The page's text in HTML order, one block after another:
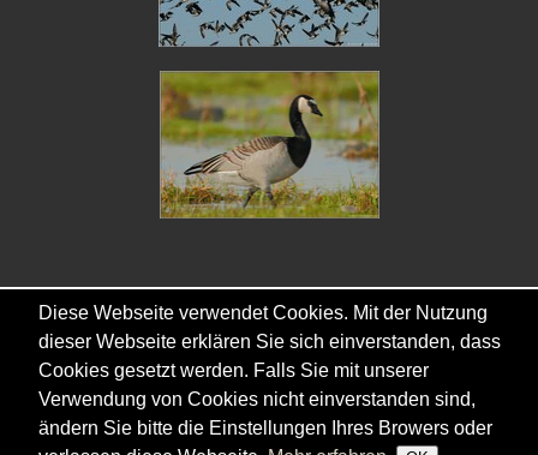
Copyright © - 2026 - Gordana & Ralf Kistowski
Diese Webseite verwendet Cookies. Mit der Nutzung
dieser Webseite erklären Sie sich einverstanden, dass
Cookies gesetzt werden. Falls Sie mit unserer
Verwendung von Cookies nicht einverstanden sind,
ändern Sie bitte die Einstellungen Ihres Browers oder